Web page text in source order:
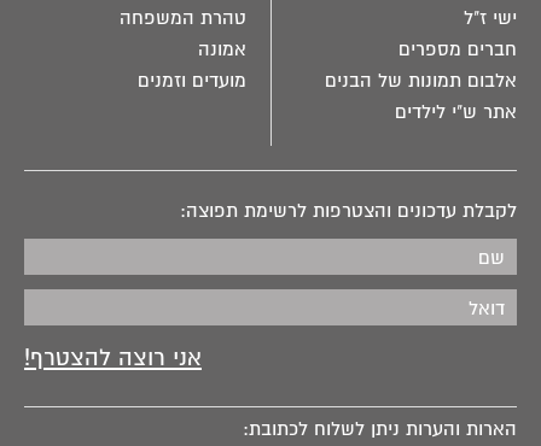
ישי ז"ל
חברים מספרים
אלבום תמונות של הבנים
אתר ש"י לילדים
טהרת המשפחה
אמונה
מועדים וזמנים
לקבלת עדכונים והצטרפות לרשימת תפוצה:
הארות והערות ניתן לשלוח לכתובת: